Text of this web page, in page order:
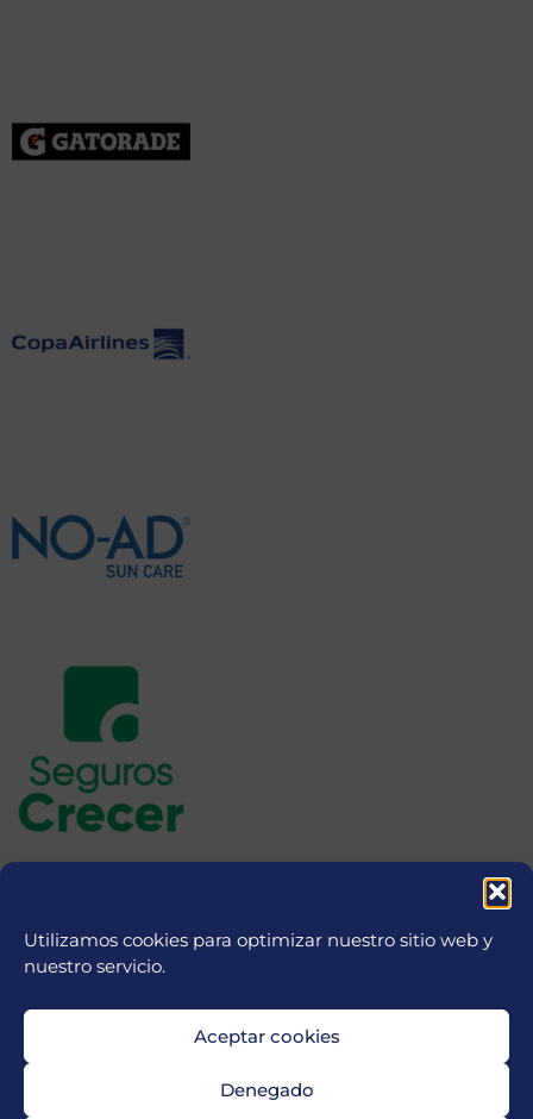
Utilizamos cookies para optimizar nuestro sitio web y
nuestro servicio.
Aceptar cookies
Denegado